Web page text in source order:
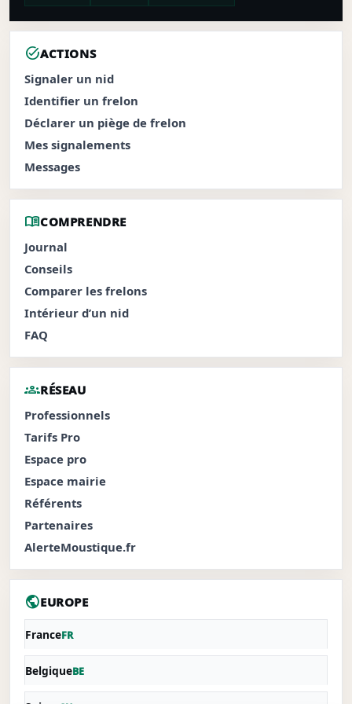
task_altACTIONS
Signaler un nid
Identifier un frelon
Déclarer un piège de frelon
Mes signalements
Messages
menu_bookCOMPRENDRE
Journal
Conseils
Comparer les frelons
Intérieur d’un nid
FAQ
groupsRÉSEAU
Professionnels
Tarifs Pro
Espace pro
Espace mairie
Référents
Partenaires
AlerteMoustique.fr
publicEUROPE
FranceFR
BelgiqueBE